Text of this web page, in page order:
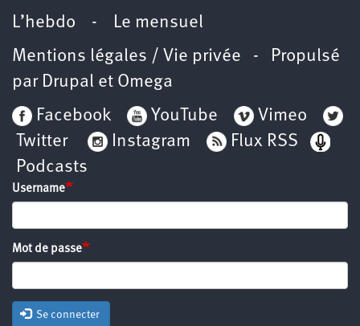
L’hebdo - Le mensuel
Mentions légales / Vie privée - Propulsé
par Drupal et Omega
Facebook
YouTube
Vimeo
Twitter
Instagram
Flux RSS
Podcasts
Username
Mot de passe
Se connecter